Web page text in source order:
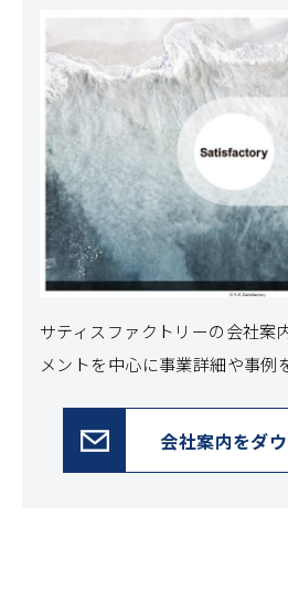
サティスファクトリーの会社案
メントを中心に事業詳細や事例
会社案内をダ